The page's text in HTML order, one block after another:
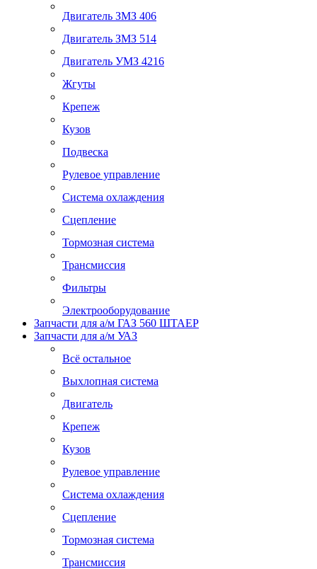
Двигатель ЗМЗ 406
Двигатель ЗМЗ 514
Двигатель УМЗ 4216
Жгуты
Крепеж
Кузов
Подвеска
Рулевое управление
Система охлаждения
Сцепление
Тормозная система
Трансмиссия
Фильтры
Электрооборудование
Запчасти для а/м ГАЗ 560 ШТАЕР
Запчасти для а/м УАЗ
Всё остальное
Выхлопная система
Двигатель
Крепеж
Кузов
Рулевое управление
Система охлаждения
Сцепление
Тормозная система
Трансмиссия